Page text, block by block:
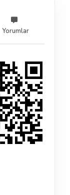
Yorumlar